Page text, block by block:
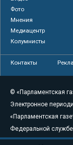
Фото
Мнения
Медиацентр
Колумнисты
Контакты
© «Парламентская
Электронное
«Парламентская
Федеральной
связи,